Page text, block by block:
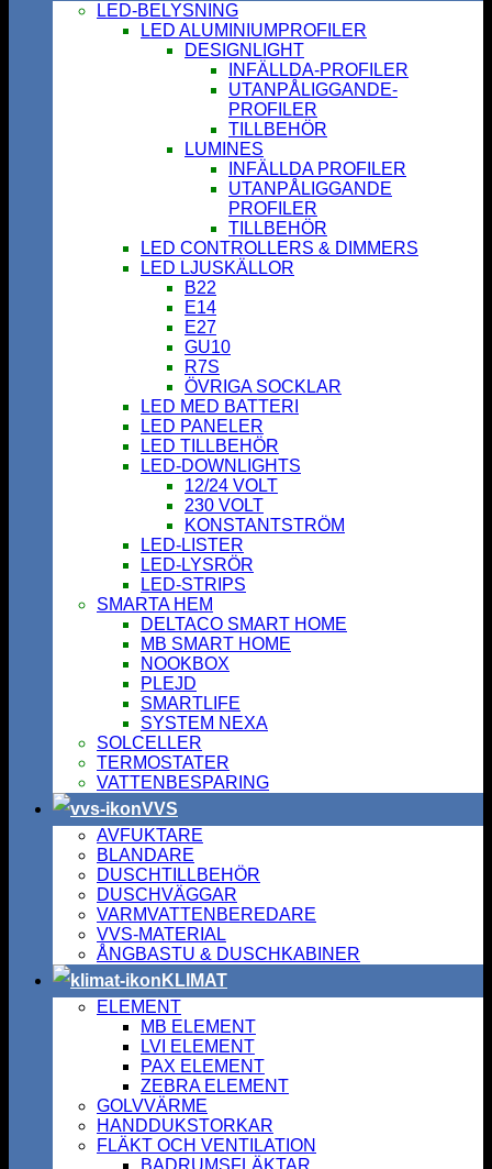
LED-BELYSNING
LED ALUMINIUMPROFILER
DESIGNLIGHT
INFÄLLDA-PROFILER
UTANPÅLIGGANDE-
PROFILER
TILLBEHÖR
LUMINES
INFÄLLDA PROFILER
UTANPÅLIGGANDE
PROFILER
TILLBEHÖR
LED CONTROLLERS & DIMMERS
LED LJUSKÄLLOR
B22
E14
E27
GU10
R7S
ÖVRIGA SOCKLAR
LED MED BATTERI
LED PANELER
LED TILLBEHÖR
LED-DOWNLIGHTS
12/24 VOLT
230 VOLT
KONSTANTSTRÖM
LED-LISTER
LED-LYSRÖR
LED-STRIPS
SMARTA HEM
DELTACO SMART HOME
MB SMART HOME
NOOKBOX
PLEJD
SMARTLIFE
SYSTEM NEXA
SOLCELLER
TERMOSTATER
VATTENBESPARING
VVS
AVFUKTARE
BLANDARE
DUSCHTILLBEHÖR
DUSCHVÄGGAR
VARMVATTENBEREDARE
VVS-MATERIAL
ÅNGBASTU & DUSCHKABINER
KLIMAT
ELEMENT
MB ELEMENT
LVI ELEMENT
PAX ELEMENT
ZEBRA ELEMENT
GOLVVÄRME
HANDDUKSTORKAR
FLÄKT OCH VENTILATION
BADRUMSFLÄKTAR